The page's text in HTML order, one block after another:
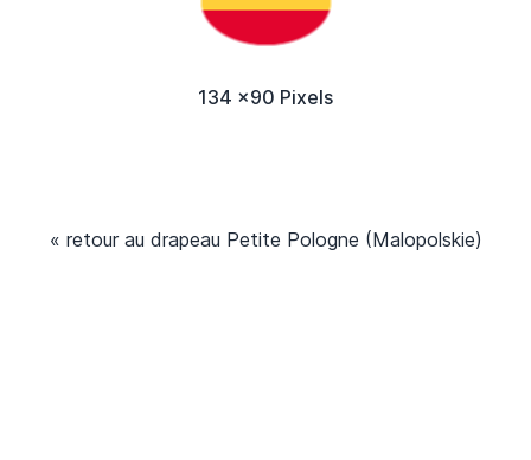
134 x90 Pixels
« retour au drapeau Petite Pologne (Malopolskie)